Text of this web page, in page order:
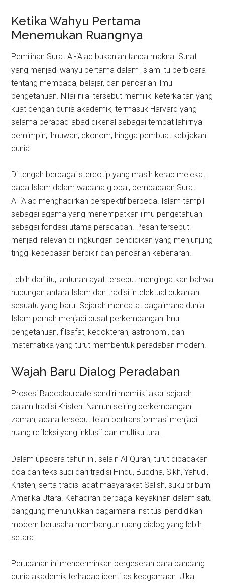
Ketika Wahyu Pertama
Menemukan Ruangnya
Pemilihan Surat Al-‘Alaq bukanlah tanpa makna. Surat
yang menjadi wahyu pertama dalam Islam itu berbicara
tentang membaca, belajar, dan pencarian ilmu
pengetahuan. Nilai-nilai tersebut memiliki keterkaitan yang
kuat dengan dunia akademik, termasuk Harvard yang
selama berabad-abad dikenal sebagai tempat lahirnya
pemimpin, ilmuwan, ekonom, hingga pembuat kebijakan
dunia.
Di tengah berbagai stereotip yang masih kerap melekat
pada Islam dalam wacana global, pembacaan Surat
Al-‘Alaq menghadirkan perspektif berbeda. Islam tampil
sebagai agama yang menempatkan ilmu pengetahuan
sebagai fondasi utama peradaban. Pesan tersebut
menjadi relevan di lingkungan pendidikan yang menjunjung
tinggi kebebasan berpikir dan pencarian kebenaran.
Lebih dari itu, lantunan ayat tersebut mengingatkan bahwa
hubungan antara Islam dan tradisi intelektual bukanlah
sesuatu yang baru. Sejarah mencatat bagaimana dunia
Islam pernah menjadi pusat perkembangan ilmu
pengetahuan, filsafat, kedokteran, astronomi, dan
matematika yang turut membentuk peradaban modern.
Wajah Baru Dialog Peradaban
Prosesi Baccalaureate sendiri memiliki akar sejarah
dalam tradisi Kristen. Namun seiring perkembangan
zaman, acara tersebut telah bertransformasi menjadi
ruang refleksi yang inklusif dan multikultural.
Dalam upacara tahun ini, selain Al-Quran, turut dibacakan
doa dan teks suci dari tradisi Hindu, Buddha, Sikh, Yahudi,
Kristen, serta tradisi adat masyarakat Salish, suku pribumi
Amerika Utara. Kehadiran berbagai keyakinan dalam satu
panggung menunjukkan bagaimana institusi pendidikan
modern berusaha membangun ruang dialog yang lebih
setara.
Perubahan ini mencerminkan pergeseran cara pandang
dunia akademik terhadap identitas keagamaan. Jika